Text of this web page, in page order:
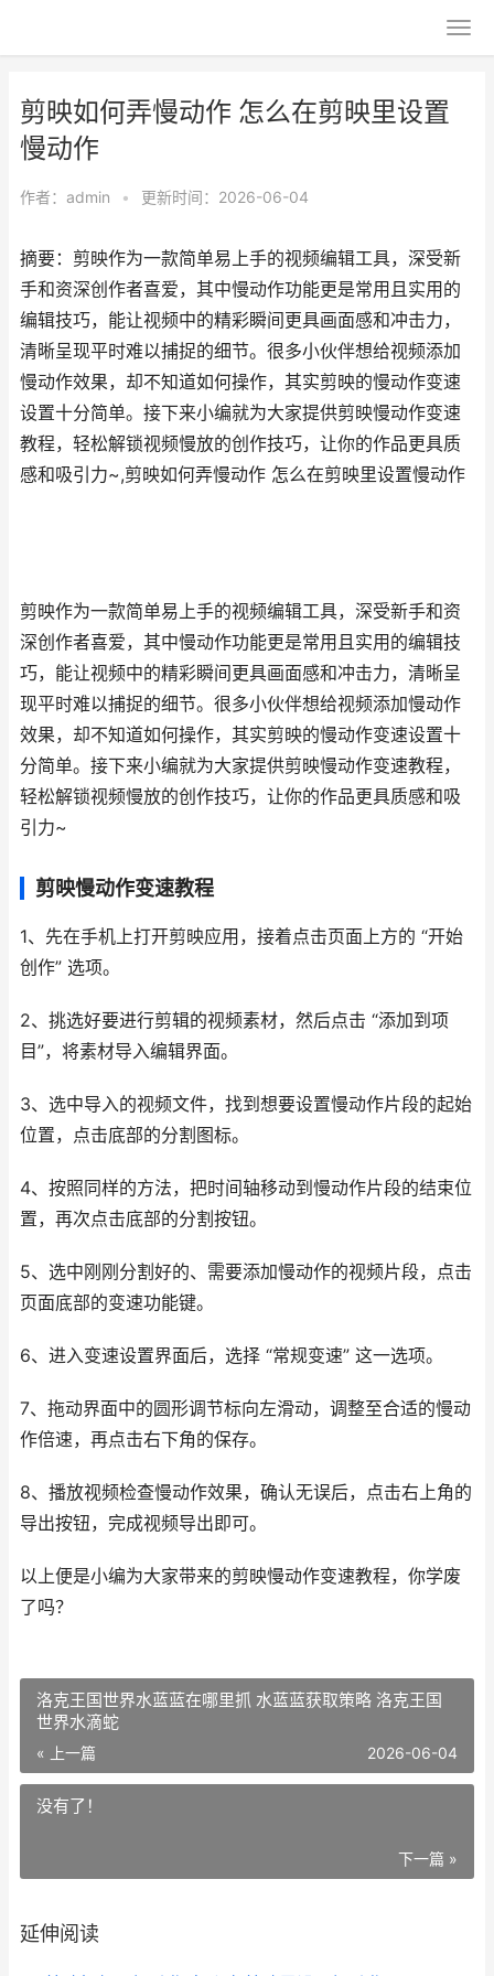
剪映如何弄慢动作 怎么在剪映里设置
慢动作
作者： admin • 更新时间：2026-06-04
摘要：剪映作为一款简单易上手的视频编辑工具，深受新
手和资深创作者喜爱，其中慢动作功能更是常用且实用的
编辑技巧，能让视频中的精彩瞬间更具画面感和冲击力，
清晰呈现平时难以捕捉的细节。很多小伙伴想给视频添加
慢动作效果，却不知道如何操作，其实剪映的慢动作变速
设置十分简单。接下来小编就为大家提供剪映慢动作变速
教程，轻松解锁视频慢放的创作技巧，让你的作品更具质
感和吸引力~,剪映如何弄慢动作 怎么在剪映里设置慢动作
剪映作为一款简单易上手的视频编辑工具，深受新手和资
深创作者喜爱，其中慢动作功能更是常用且实用的编辑技
巧，能让视频中的精彩瞬间更具画面感和冲击力，清晰呈
现平时难以捕捉的细节。很多小伙伴想给视频添加慢动作
效果，却不知道如何操作，其实剪映的慢动作变速设置十
分简单。接下来小编就为大家提供剪映慢动作变速教程，
轻松解锁视频慢放的创作技巧，让你的作品更具质感和吸
引力~
剪映慢动作变速教程
1、先在手机上打开剪映应用，接着点击页面上方的 “开始
创作” 选项。
2、挑选好要进行剪辑的视频素材，然后点击 “添加到项
目”，将素材导入编辑界面。
3、选中导入的视频文件，找到想要设置慢动作片段的起始
位置，点击底部的分割图标。
4、按照同样的方法，把时间轴移动到慢动作片段的结束位
置，再次点击底部的分割按钮。
5、选中刚刚分割好的、需要添加慢动作的视频片段，点击
页面底部的变速功能键。
6、进入变速设置界面后，选择 “常规变速” 这一选项。
7、拖动界面中的圆形调节标向左滑动，调整至合适的慢动
作倍速，再点击右下角的保存。
8、播放视频检查慢动作效果，确认无误后，点击右上角的
导出按钮，完成视频导出即可。
以上便是小编为大家带来的剪映慢动作变速教程，你学废
了吗？
洛克王国世界水蓝蓝在哪里抓 水蓝蓝获取策略 洛克王国
世界水滴蛇
« 上一篇 2026-06-04
没有了！
下一篇 »
延伸阅读